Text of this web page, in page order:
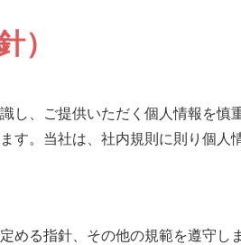
）
し、ご提供いただく個人情報を慎
す。当社は、社内規則に則り個人
める指針、その他の規範を遵守し